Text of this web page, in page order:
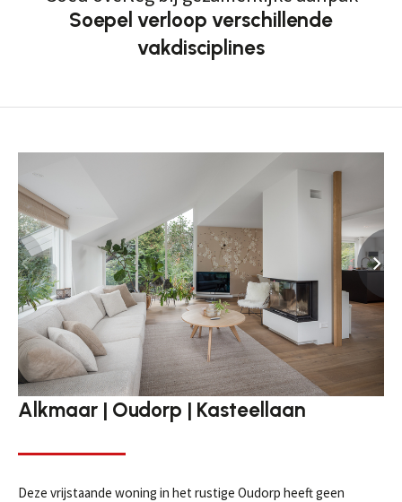
Soepel verloop verschillende
vakdisciplines
Alkmaar | Oudorp | Kasteellaan
Deze vrijstaande woning in het rustige Oudorp heeft geen